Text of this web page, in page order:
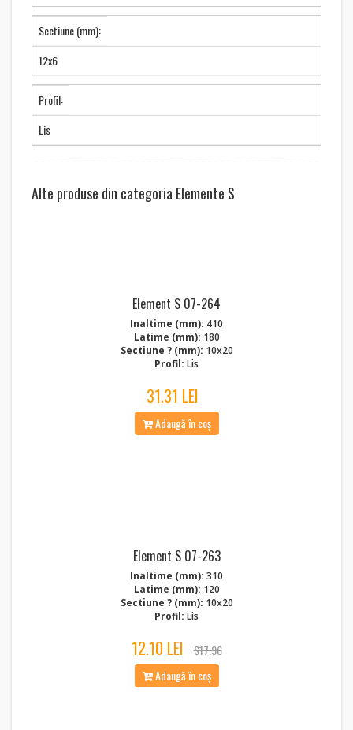
Sectiune (mm):
12x6
Profil:
Lis
Alte produse din categoria Elemente S
Element S 07-264
Inaltime (mm): 410
Latime (mm): 180
Sectiune ? (mm): 10x20
Profil: Lis
31.31 LEI
Adaugă în coș
Element S 07-263
Inaltime (mm): 310
Latime (mm): 120
Sectiune ? (mm): 10x20
Profil: Lis
12.10 LEI
$17.96
Adaugă în coș